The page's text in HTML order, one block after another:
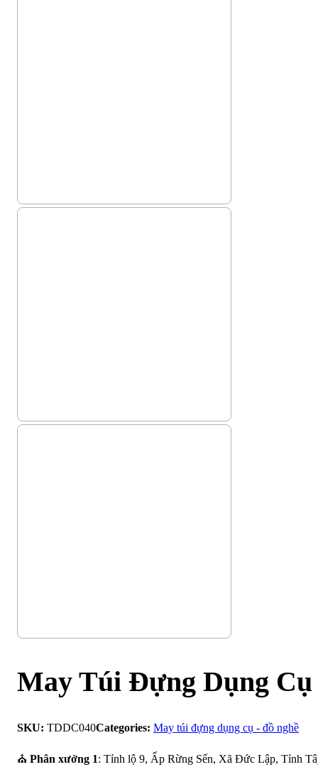
May Túi Đựng Dụng Cụ
SKU: TDDC040Categories: May túi đựng dụng cụ - đồ nghề
⛪ Phân xưởng 1: Tỉnh lộ 9, Ấp Rừng Sến, Xã Đức Lập, Tỉnh